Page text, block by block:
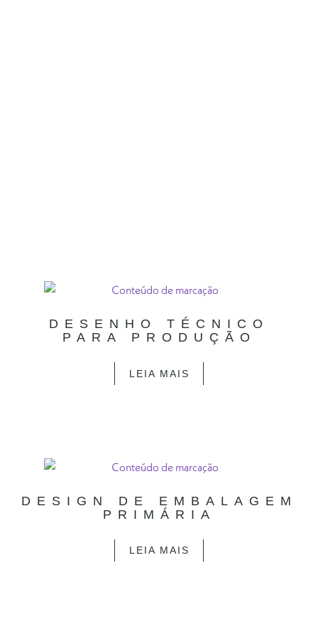
DESENHO TÉCNICO
PARA PRODUÇÃO
LEIA MAIS
DESIGN DE EMBALAGEM
PRIMÁRIA
LEIA MAIS